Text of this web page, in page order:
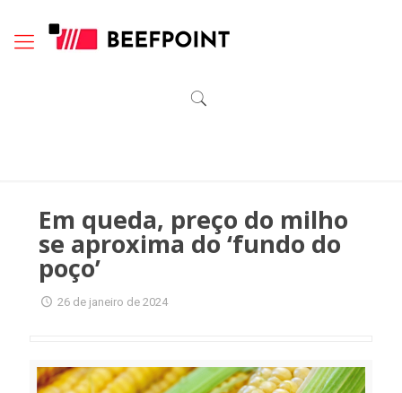
Em queda, preço do milho
se aproxima do ‘fundo do
poço’
26 de janeiro de 2024